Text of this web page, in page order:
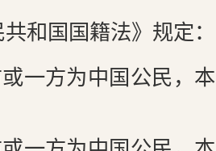
共和国国籍法》规定：
一方为中国公民，